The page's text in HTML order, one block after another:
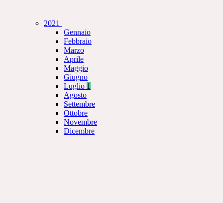
2021
Gennaio
Febbraio
Marzo
Aprile
Maggio
Giugno
Luglio 1
Agosto
Settembre
Ottobre
Novembre
Dicembre